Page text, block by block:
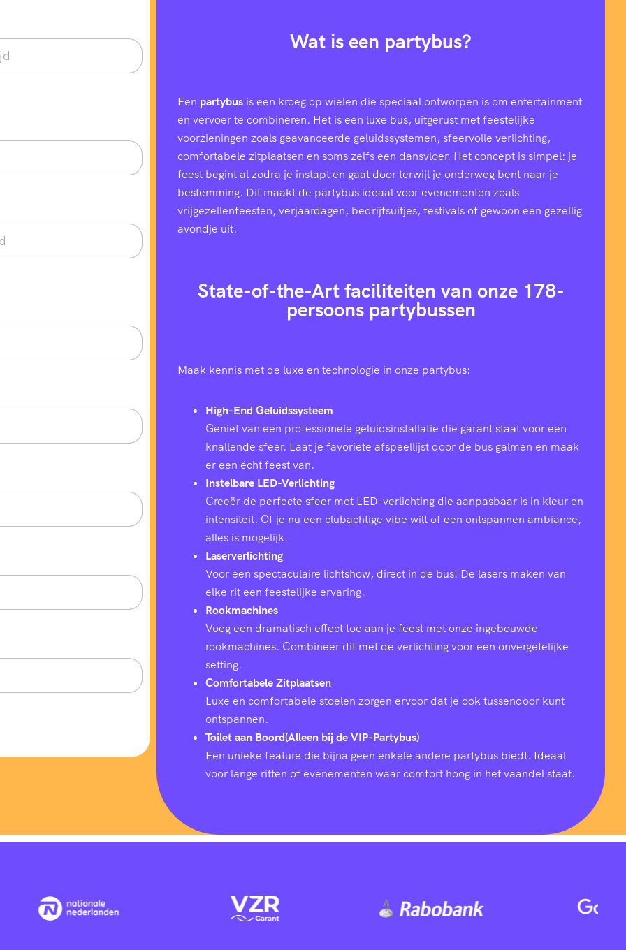
Wat is een partybus?
Een partybus is een kroeg op wielen die speciaal ontworpen is om entertainment
en vervoer te combineren. Het is een luxe bus, uitgerust met feestelijke
voorzieningen zoals geavanceerde geluidssystemen, sfeervolle verlichting,
comfortabele zitplaatsen en soms zelfs een dansvloer. Het concept is simpel: je
feest begint al zodra je instapt en gaat door terwijl je onderweg bent naar je
bestemming. Dit maakt de partybus ideaal voor evenementen zoals
vrijgezellenfeesten, verjaardagen, bedrijfsuitjes, festivals of gewoon een gezellig
avondje uit.
State-of-the-Art faciliteiten van onze 178-
persoons partybussen
Maak kennis met de luxe en technologie in onze partybus:
High-End Geluidssysteem
Geniet van een professionele geluidsinstallatie die garant staat voor een
knallende sfeer. Laat je favoriete afspeellijst door de bus galmen en maak
er een écht feest van.
Instelbare LED-Verlichting
Creeër de perfecte sfeer met LED-verlichting die aanpasbaar is in kleur en
intensiteit. Of je nu een clubachtige vibe wilt of een ontspannen ambiance,
alles is mogelijk.
Laserverlichting
Voor een spectaculaire lichtshow, direct in de bus! De lasers maken van
elke rit een feestelijke ervaring.
Rookmachines
Voeg een dramatisch effect toe aan je feest met onze ingebouwde
rookmachines. Combineer dit met de verlichting voor een onvergetelijke
setting.
Comfortabele Zitplaatsen
Luxe en comfortabele stoelen zorgen ervoor dat je ook tussendoor kunt
ontspannen.
Toilet aan Boord(Alleen bij de VIP-Partybus)
Een unieke feature die bijna geen enkele andere partybus biedt. Ideaal
voor lange ritten of evenementen waar comfort hoog in het vaandel staat.